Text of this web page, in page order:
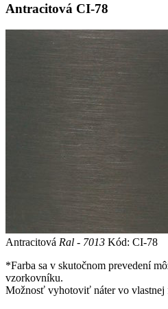
Antracitová CI-78
Antracitová Ral - 7013 Kód: CI-78
*Farba sa v skutočnom prevedení
vzorkovníku.
Možnosť vyhotoviť náter vo vlastnej